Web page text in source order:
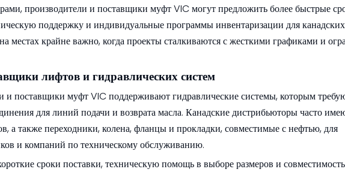
производители и поставщики муфт VIC могут предложить более быстрые
поддержку и индивидуальные программы инвентаризации для
местах крайне важно, когда проекты сталкиваются с жесткими графиками и
лифтов и гидравлических систем
и поставщики муфт VIC поддерживают гидравлические системы, которым
для линий подачи и возврата масла. Канадские дистрибьюторы часто
а также переходники, колена, фланцы и прокладки, совместимые с нефтью, для
и компаний по техническому обслуживанию.
сроки поставки, техническую помощь в выборе размеров и